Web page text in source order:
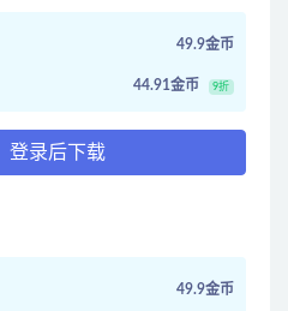
49.9金币
44.91金币 9折
登录后下载
49.9金币